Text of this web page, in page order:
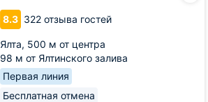
8.3 322 отзыва гостей
Ялта, 500 м от центра
98 м от Ялтинского залива
Первая линия
Бесплатная отмена